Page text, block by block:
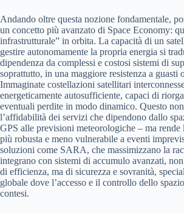
Andando oltre questa nozione fondamentale,
un concetto più avanzato di Space Economy:
infrastrutturale” in orbita. La capacità di un
gestire autonomamente la propria energia si
dipendenza da complessi e costosi sistemi di
soprattutto, in una maggiore resistenza a guasti
Immaginate costellazioni satellitari
energeticamente autosufficiente, capaci di
eventuali perdite in modo dinamico. Questo
l’affidabilità dei servizi che dipendono dallo
GPS alle previsioni meteorologiche – ma rende
più robusta e meno vulnerabile a eventi
soluzioni come SARA, che massimizzano la
integrano con sistemi di accumulo avanzati,
di efficienza, ma di sicurezza e sovranità,
globale dove l’accesso e il controllo dello
contesi.